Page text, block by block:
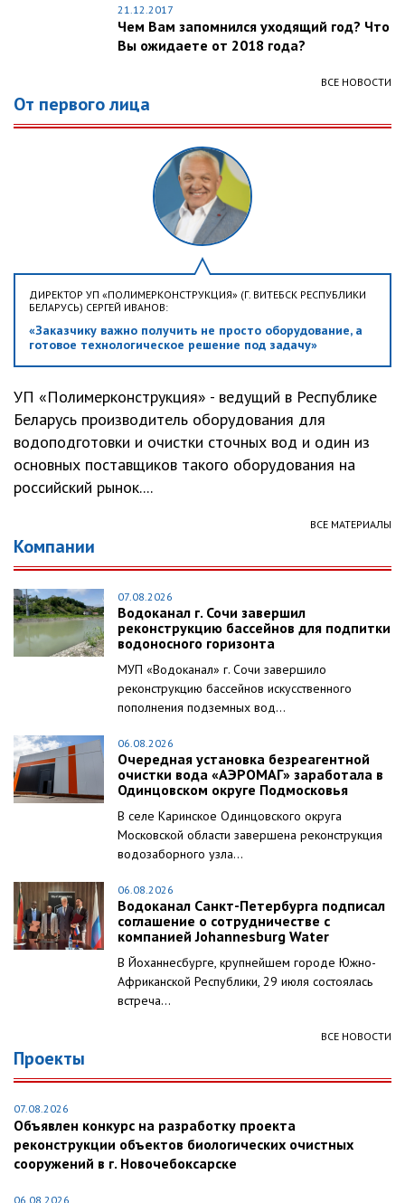
21.12.2017
Чем Вам запомнился уходящий год? Что
Вы ожидаете от 2018 года?
ВСЕ НОВОСТИ
От первого лица
ДИРЕКТОР УП «ПОЛИМЕРКОНСТРУКЦИЯ» (Г. ВИТЕБСК РЕСПУБЛИКИ
БЕЛАРУСЬ) СЕРГЕЙ ИВАНОВ:
«Заказчику важно получить не просто оборудование, а
готовое технологическое решение под задачу»
УП «Полимерконструкция» - ведущий в Республике
Беларусь производитель оборудования для
водоподготовки и очистки сточных вод и один из
основных поставщиков такого оборудования на
российский рынок....
ВСЕ МАТЕРИАЛЫ
Компании
07.08.2026
Водоканал г. Сочи завершил
реконструкцию бассейнов для подпитки
водоносного горизонта
МУП «Водоканал» г. Сочи завершило
реконструкцию бассейнов искусственного
пополнения подземных вод...
06.08.2026
Очередная установка безреагентной
очистки вода «АЭРОМАГ» заработала в
Одинцовском округе Подмосковья
В селе Каринское Одинцовского округа
Московской области завершена реконструкция
водозаборного узла...
06.08.2026
Водоканал Санкт-Петербурга подписал
соглашение о сотрудничестве с
компанией Johannesburg Water
В Йоханнесбурге, крупнейшем городе Южно-
Африканской Республики, 29 июля состоялась
встреча...
ВСЕ НОВОСТИ
Проекты
07.08.2026
Объявлен конкурс на разработку проекта
реконструкции объектов биологических очистных
сооружений в г. Новочебоксарске
06.08.2026